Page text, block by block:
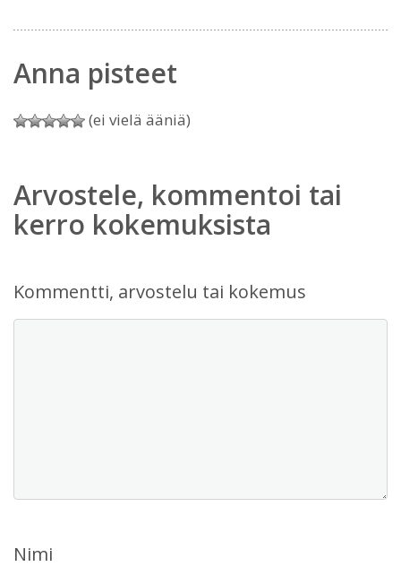
Anna pisteet
(ei vielä ääniä)
Arvostele, kommentoi tai
kerro kokemuksista
Kommentti, arvostelu tai kokemus
Nimi